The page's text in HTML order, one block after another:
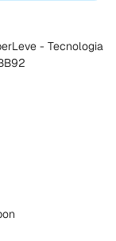
- Tecnologia